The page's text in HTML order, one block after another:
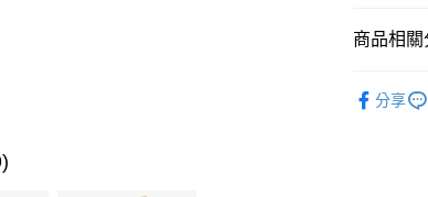
聯邦商
台新國
【關於「
商品相關
分享